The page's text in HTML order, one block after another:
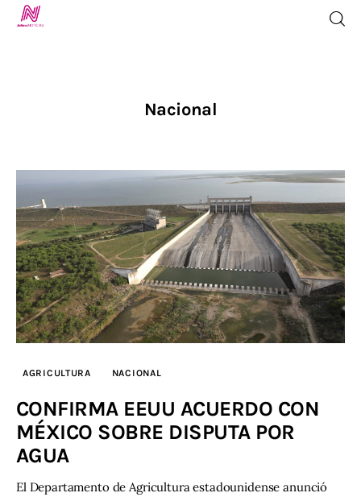
Jalisco Noticias
Programación
Jalisco TV
Jalisco RADIO / En Vivo
Contacto
Nacional
AGRICULTURA NACIONAL
CONFIRMA EEUU ACUERDO CON
MÉXICO SOBRE DISPUTA POR
AGUA
El Departamento de Agricultura estadounidense anunció